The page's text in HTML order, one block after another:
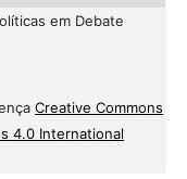
em Debate
Creative Commons
4.0 International